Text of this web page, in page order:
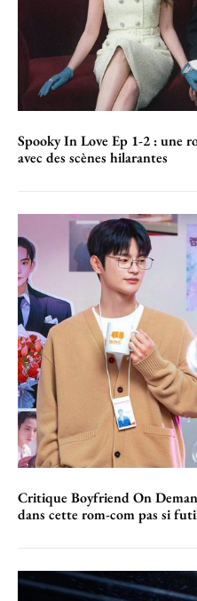
Spooky In Love Ep 1-2 : une
avec des scènes hilarantes
Critique Boyfriend On
dans cette rom-com pas si